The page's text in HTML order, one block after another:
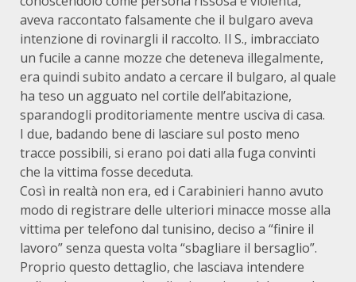
aveva raccontato falsamente che il bulgaro aveva
intenzione di rovinargli il raccolto. Il S., imbracciato
un fucile a canne mozze che deteneva illegalmente,
era quindi subito andato a cercare il bulgaro, al quale
ha teso un agguato nel cortile dell’abitazione,
sparandogli proditoriamente mentre usciva di casa.
I due, badando bene di lasciare sul posto meno
tracce possibili, si erano poi dati alla fuga convinti
che la vittima fosse deceduta.
Così in realtà non era, ed i Carabinieri hanno avuto
modo di registrare delle ulteriori minacce mosse alla
vittima per telefono dal tunisino, deciso a “finire il
lavoro” senza questa volta “sbagliare il bersaglio”.
Proprio questo dettaglio, che lasciava intendere